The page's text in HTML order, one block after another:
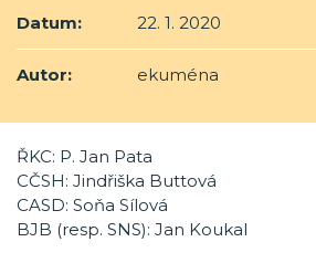
Datum: 22. 1. 2020
Autor: ekuména
ŘKC: P. Jan Pata
CČSH: Jindřiška Buttová
CASD: Soňa Sílová
BJB (resp. SNS): Jan Koukal